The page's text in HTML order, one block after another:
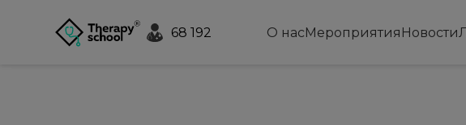
68 192 О насМероприятия Новости